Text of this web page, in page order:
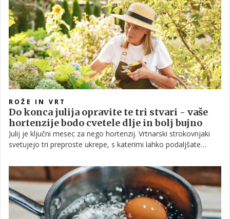
ROŽE IN VRT
Do konca julija opravite te tri stvari - vaše
hortenzije bodo cvetele dlje in bolj bujno
Julij je ključni mesec za nego hortenzij. Vrtnarski strokovnjaki
svetujejo tri preproste ukrepe, s katerimi lahko podaljšate
cvetove.